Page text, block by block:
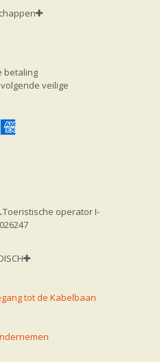
betaling
veilige
Toeristische operator I-
tot de Kabelbaan